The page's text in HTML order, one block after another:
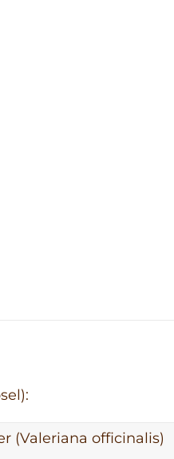
(Valeriana officinalis)